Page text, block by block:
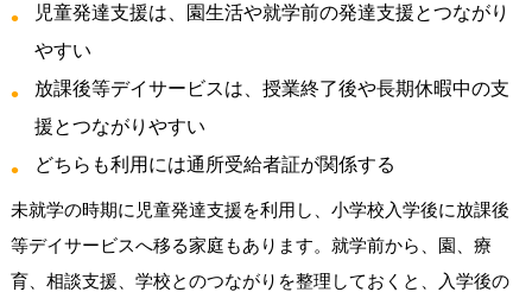
児童発達支援は、園生活や就学前の発達支援とつながり
やすい
放課後等デイサービスは、授業終了後や長期休暇中の支
援とつながりやすい
どちらも利用には通所受給者証が関係する
未就学の時期に児童発達支援を利用し、小学校入学後に放課後
等デイサービスへ移る家庭もあります。就学前から、園、療
育、相談支援、学校とのつながりを整理しておくと、入学後の